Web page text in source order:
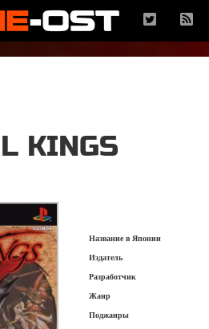
KINGS
Название в Японии
Издатель
Разработчик
Жанр
Поджанры